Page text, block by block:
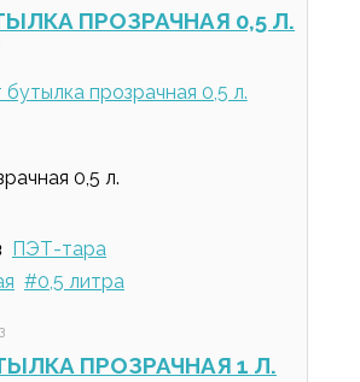
ПРОЗРАЧНАЯ 0,5 Л.
0,5 л.
ПЭТ-тара
0,5 литра
ПРОЗРАЧНАЯ 1 Л.